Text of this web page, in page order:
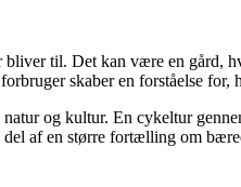
til. Det kan være en
skaber en forståelse
og kultur. En cykeltur
del af en større fortælling om